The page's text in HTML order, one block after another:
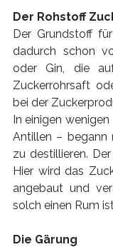
Der Rohstoff
Der Grundstoff
dadurch schon
oder Gin, die
Zuckerrohrsaft
bei der
In einigen
Antillen – begann
zu destillieren.
Hier wird das
angebaut und
solch einen Rum
Die Gärung